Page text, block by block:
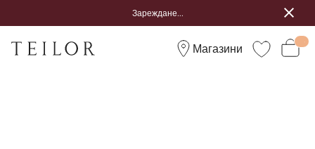
Зареждане...
Магазини